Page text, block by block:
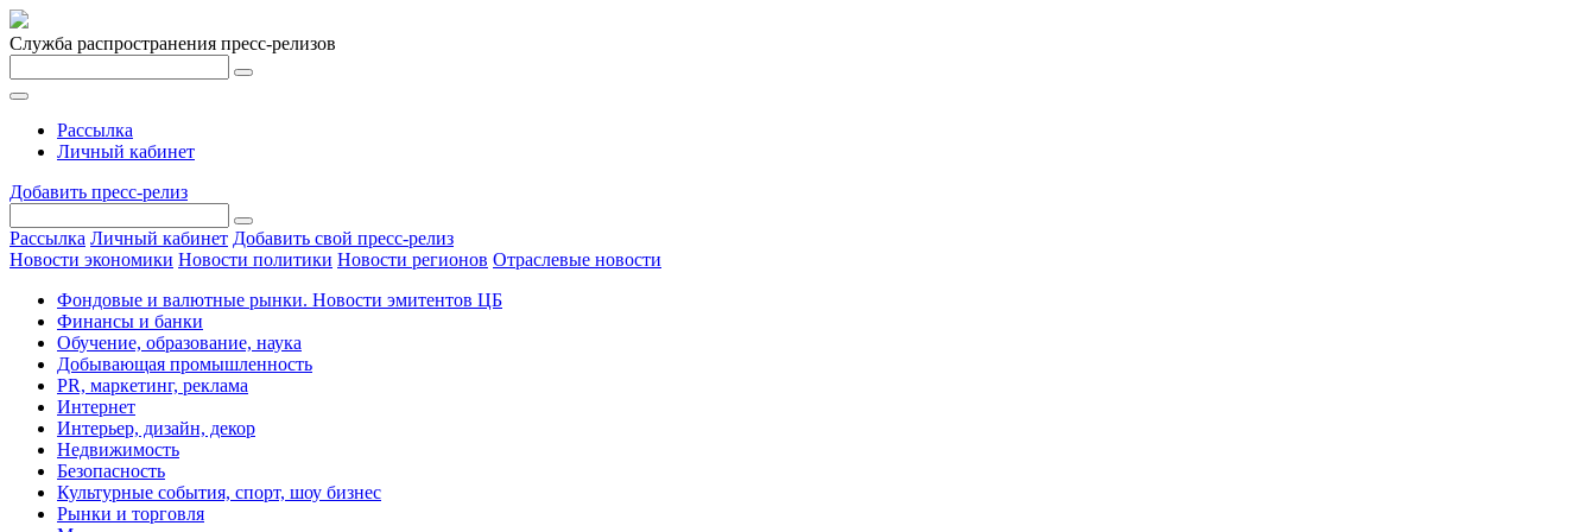
Служба распространения пресс-релизов
Рассылка
Личный кабинет
Добавить пресс-релиз
Рассылка Личный кабинет Добавить свой пресс-релиз
Новости экономики Новости политики Новости регионов Отраслевые новости
Фондовые и валютные рынки. Новости эмитентов ЦБ
Финансы и банки
Обучение, образование, наука
Добывающая промышленность
PR, маркетинг, реклама
Интернет
Интерьер, дизайн, декор
Недвижимость
Безопасность
Культурные события, спорт, шоу бизнес
Рынки и торговля